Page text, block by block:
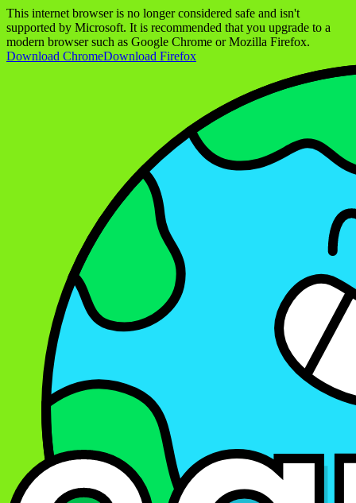
This internet browser is no longer considered safe and isn't
supported by Microsoft. It is recommended that you upgrade to a
modern browser such as Google Chrome or Mozilla Firefox.
Download ChromeDownload Firefox